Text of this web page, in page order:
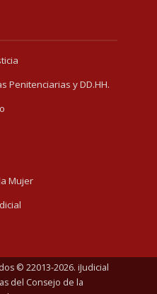
Penitenciarias y DD.HH.
Mujer
© 22013-2026. iJudicial
del Consejo de la